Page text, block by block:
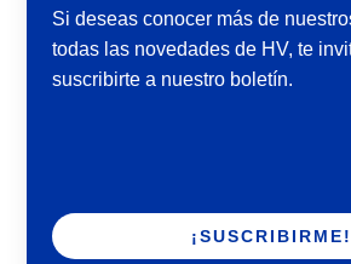
Si deseas conocer más de
todas las novedades de HV, te
suscribirte a nuestro boletín.